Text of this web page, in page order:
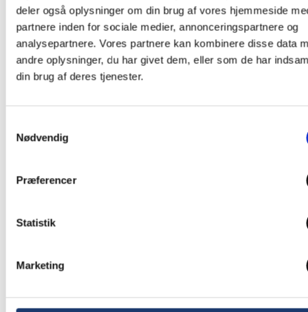
deler også oplysninger om din brug af vores hjemmeside
partnere inden for sociale medier, annonceringspartnere og
analysepartnere. Vores partnere kan kombinere disse data
andre oplysninger, du har givet dem, eller som de har
din brug af deres tjenester.
Nødvendig
Præferencer
Statistik
Marketing
Kirker